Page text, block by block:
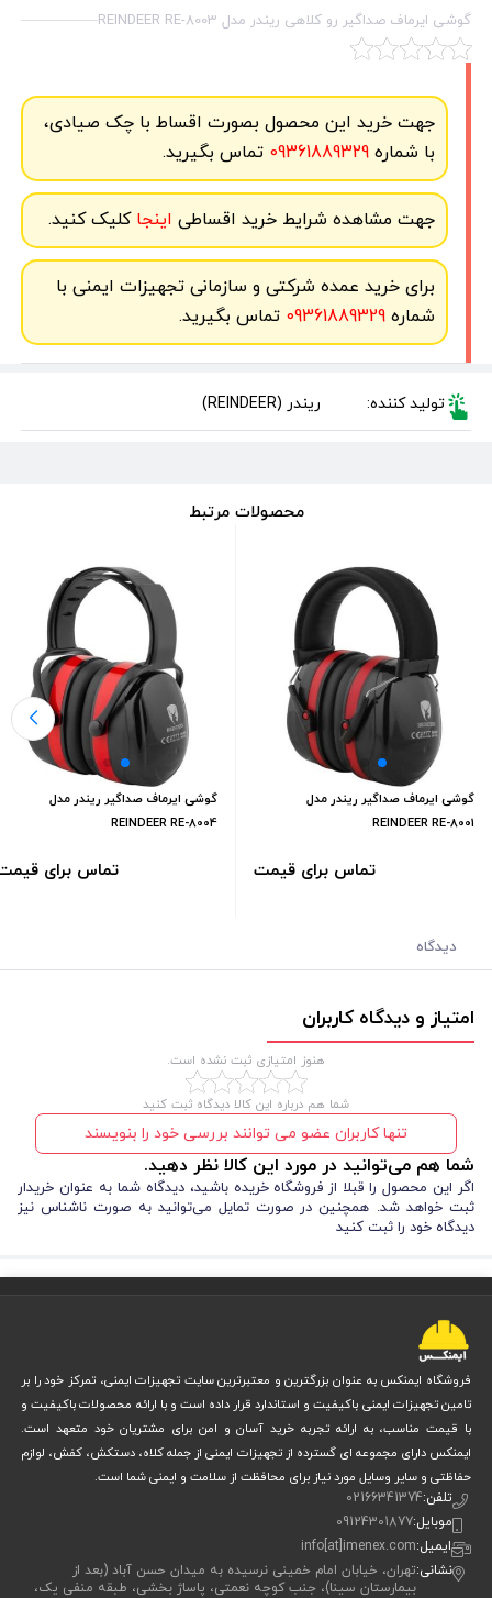
گوشی ایرماف صداگیر رو کلاهی ریندر مدل REINDEER RE-8003
جهت خرید این محصول بصورت اقساط با چک صیادی،
با شماره09361889329 تماس بگیرید.
جهت مشاهده شرایط خرید اقساطی اینجاکلیک کنید.
برای خرید عمده شرکتی و سازمانی تجهیزات ایمنی با
شماره09361889329 تماس بگیرید.
تولید کننده: ریندر (REINDEER)
محصولات مرتبط
گوشی ایرماف صداگیر ریندر مدل
REINDEER RE-8001
تماس برای قیمت
گوشی ایرماف صداگیر ریندر مدل
REINDEER RE-8004
تماس برای
دیدگاه
امتیاز و دیدگاه کاربران
هنوز امتیازی ثبت نشده است.
شما هم درباره این کالا دیدگاه ثبت کنید
تنها کاربران عضو می توانند بررسی خود را بنویسند
شما هم می‌توانید در مورد این کالا نظر دهید.
اگر این محصول را قبلا از فروشگاه خریده باشید، دیدگاه شما به عنوان خریدار
ثبت خواهد شد. همچنین در صورت تمایل می‌توانید به صورت ناشناس نیز
دیدگاه خود را ثبت کنید
فروشگاه ایمنکس به عنوان بزرگترین و معتبرترین سایت تجهیزات ایمنی، تمرکز خود را بر
تامین تجهیزات ایمنی باکیفیت و استاندارد قرار داده است و با ارائه محصولات باکیفیت و
با قیمت مناسب، به ارائه تجربه خرید آسان و امن برای مشتریان خود متعهد است.
ایمنکس دارای مجموعه ای گسترده از تجهیزات ایمنی از جمله کلاه، دستکش، کفش، لوازم
حفاظتی و سایر وسایل مورد نیاز برای محافظت از سلامت و ایمنی شما است.
تلفن:02166341374
موبایل:09124301877
ایمیل:info[at]imenex.com
نشانی:تهران، خیابان امام خمینی نرسیده به میدان حسن آباد (بعد از
بیمارستان سینا)، جنب کوچه نعمتی، پاساژ بخشی، طبقه منفی یک،